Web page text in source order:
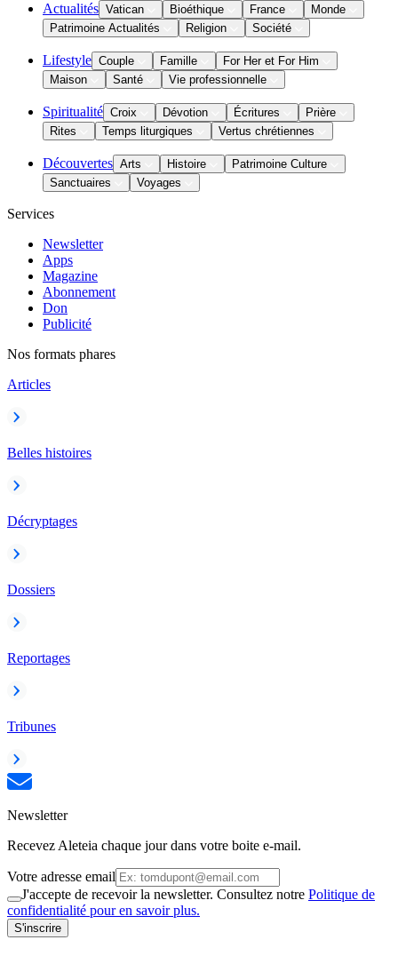
Actualités Vatican Bioéthique France
Monde
Patrimoine Actualités
Religion Société
Lifestyle Couple Famille
For Her et For Him
Maison
Santé Vie professionnelle
Spiritualité Croix Dévotion Écritures
Prière
Rites
Temps liturgiques Vertus chrétiennes
Découvertes Arts Histoire
Patrimoine Culture
Sanctuaires
Voyages
Services
Newsletter
Apps
Magazine
Abonnement
Don
Publicité
Nos formats phares
Articles
Belles histoires
Décryptages
Dossiers
Reportages
Tribunes
Newsletter
Recevez Aleteia chaque jour dans votre boite e-mail.
Votre adresse email
J'accepte de recevoir la newsletter. Consultez notre Politique de
confidentialité pour en savoir plus.
S'inscrire